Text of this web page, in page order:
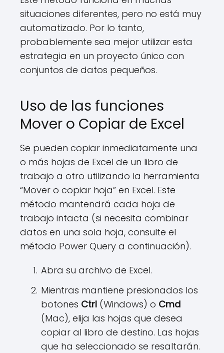
situaciones diferentes, pero no está muy
automatizado. Por lo tanto,
probablemente sea mejor utilizar esta
estrategia en un proyecto único con
conjuntos de datos pequeños.
Uso de las funciones
Mover o Copiar de Excel
Se pueden copiar inmediatamente una
o más hojas de Excel de un libro de
trabajo a otro utilizando la herramienta
“Mover o copiar hoja” en Excel. Este
método mantendrá cada hoja de
trabajo intacta (si necesita combinar
datos en una sola hoja, consulte el
método Power Query a continuación).
Abra su archivo de Excel.
Mientras mantiene presionados los
botones Ctrl (Windows) o Cmd
(Mac), elija las hojas que desea
copiar al libro de destino. Las hojas
que ha seleccionado se resaltarán.